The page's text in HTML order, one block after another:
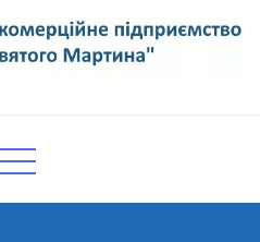
Святого